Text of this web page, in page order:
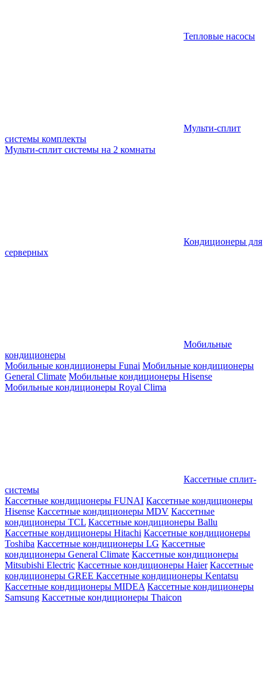
Тепловые насосы
Мульти-сплит
системы комплекты
Мульти-сплит системы на 2 комнаты
Кондиционеры для
серверных
Мобильные
кондиционеры
Мобильные кондиционеры Funai Мобильные кондиционеры
General Climate Мобильные кондиционеры Hisense
Мобильные кондиционеры Royal Clima
Кассетные сплит-
системы
Кассетные кондиционеры FUNAI Кассетные кондиционеры
Hisense Кассетные кондиционеры MDV Кассетные
кондиционеры TCL Кассетные кондиционеры Ballu
Кассетные кондиционеры Hitachi Кассетные кондиционеры
Toshiba Кассетные кондиционеры LG Кассетные
кондиционеры General Climate Кассетные кондиционеры
Mitsubishi Electric Кассетные кондиционеры Haier Кассетные
кондиционеры GREE Кассетные кондиционеры Kentatsu
Кассетные кондиционеры MIDEA Кассетные кондиционеры
Samsung Кассетные кондиционеры Thaicon